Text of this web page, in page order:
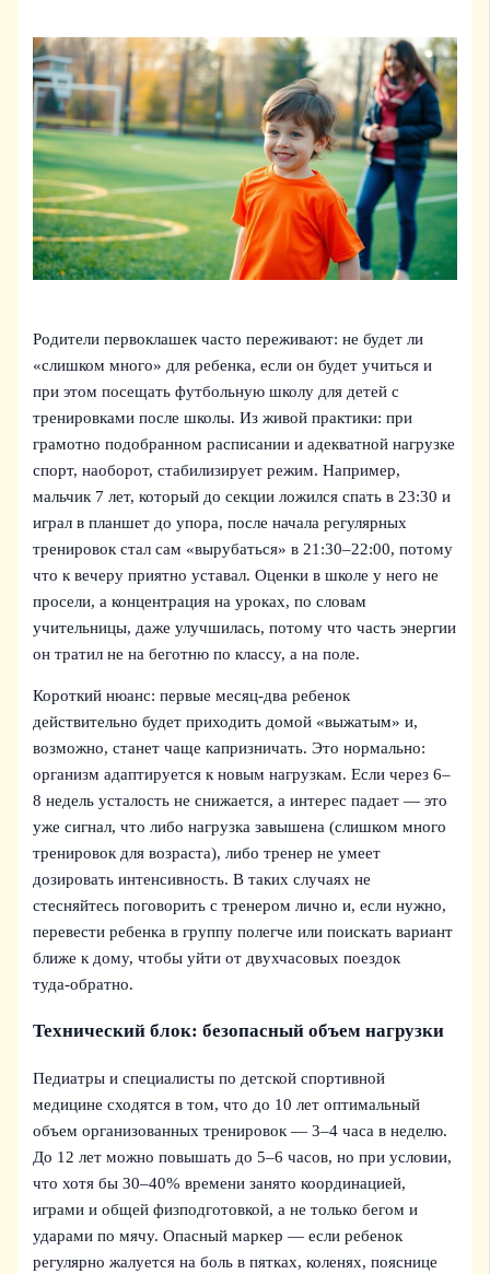
Родители первоклашек часто переживают: не будет ли
«слишком много» для ребенка, если он будет учиться и
при этом посещать футбольную школу для детей с
тренировками после школы. Из живой практики: при
грамотно подобранном расписании и адекватной нагрузке
спорт, наоборот, стабилизирует режим. Например,
мальчик 7 лет, который до секции ложился спать в 23:30 и
играл в планшет до упора, после начала регулярных
тренировок стал сам «вырубаться» в 21:30–22:00, потому
что к вечеру приятно уставал. Оценки в школе у него не
просели, а концентрация на уроках, по словам
учительницы, даже улучшилась, потому что часть энергии
он тратил не на беготню по классу, а на поле.
Короткий нюанс: первые месяц‑два ребенок
действительно будет приходить домой «выжатым» и,
возможно, станет чаще капризничать. Это нормально:
организм адаптируется к новым нагрузкам. Если через 6–
8 недель усталость не снижается, а интерес падает — это
уже сигнал, что либо нагрузка завышена (слишком много
тренировок для возраста), либо тренер не умеет
дозировать интенсивность. В таких случаях не
стесняйтесь поговорить с тренером лично и, если нужно,
перевести ребенка в группу полегче или поискать вариант
ближе к дому, чтобы уйти от двухчасовых поездок
туда‑обратно.
Технический блок: безопасный объем нагрузки
Педиатры и специалисты по детской спортивной
медицине сходятся в том, что до 10 лет оптимальный
объем организованных тренировок — 3–4 часа в неделю.
До 12 лет можно повышать до 5–6 часов, но при условии,
что хотя бы 30–40% времени занято координацией,
играми и общей физподготовкой, а не только бегом и
ударами по мячу. Опасный маркер — если ребенок
регулярно жалуется на боль в пятках, коленях, пояснице